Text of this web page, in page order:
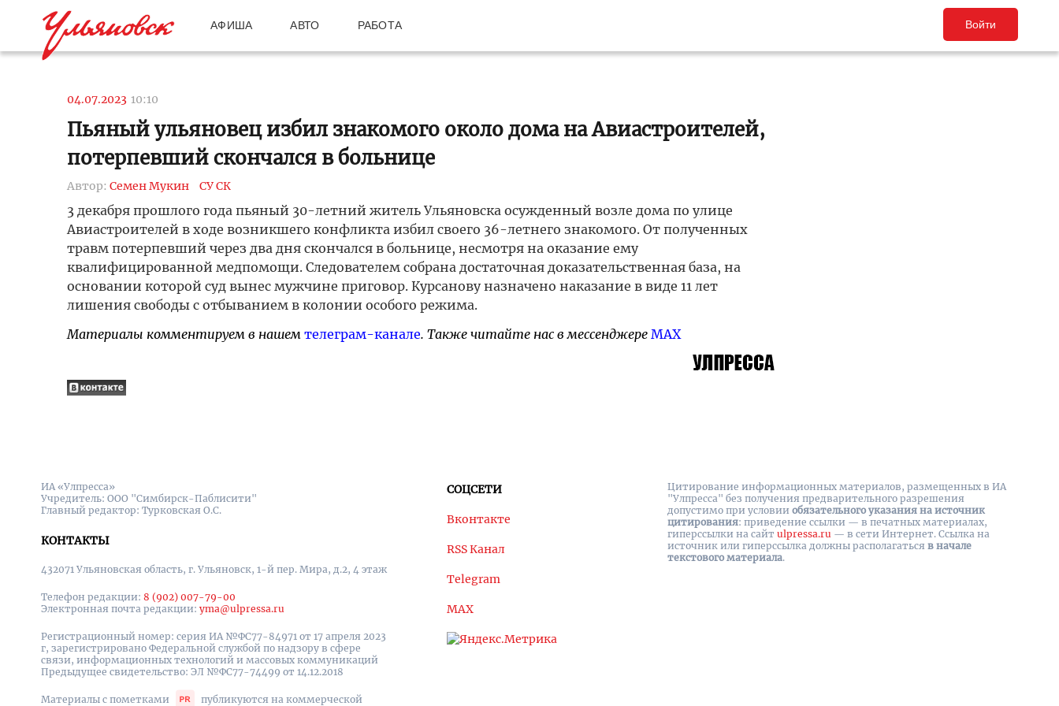
АФИША АВТО РАБОТА Войти
04.07.2023 10:10
Пьяный ульяновец избил знакомого около дома на Авиастроителей,
потерпевший скончался в больнице
Автор: Семен Мукин СУ СК
3 декабря прошлого года пьяный 30-летний житель Ульяновска осужденный возле дома по улице
Авиастроителей в ходе возникшего конфликта избил своего 36-летнего знакомого. От полученных
травм потерпевший через два дня скончался в больнице, несмотря на оказание ему
квалифицированной медпомощи. Следователем собрана достаточная доказательственная база, на
основании которой суд вынес мужчине приговор. Курсанову назначено наказание в виде 11 лет
лишения свободы с отбыванием в колонии особого режима.
Материалы комментируем в нашем телеграм-канале. Также читайте нас в мессенджере MAX
ИА «Улпресса»
Учредитель: ООО "Симбирск-Паблисити"
Главный редактор: Турковская О.С.
КОНТАКТЫ
432071 Ульяновская область, г. Ульяновск, 1-й пер. Мира, д.2, 4 этаж
Телефон редакции: 8 (902) 007-79-00
Электронная почта редакции: yma@ulpressa.ru
Регистрационный номер: серия ИА №ФС77-84971 от 17 апреля 2023
г, зарегистрировано Федеральной службой по надзору в сфере
связи, информационных технологий и массовых коммуникаций
Предыдущее свидетельство: ЭЛ №ФС77-74499 от 14.12.2018
Материалы с пометками
публикуются на коммерческой
СОЦСЕТИ
Вконтакте
RSS Канал
Telegram
MAX
Цитирование информационных материалов, размещенных в ИА
"Улпресса" без получения предварительного разрешения
допустимо при условии обязательного указания на источник
цитирования: приведение ссылки — в печатных материалах,
гиперссылки на cайт ulpressa.ru — в сети Интернет. Ссылка на
источник или гиперссылка должны располагаться в начале
текстового материала.